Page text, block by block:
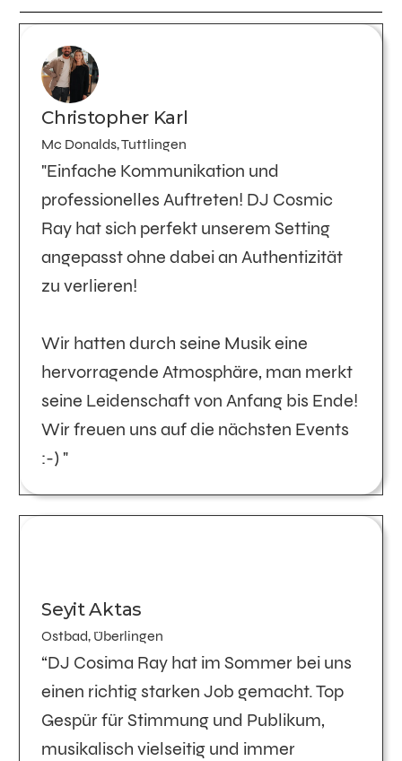
Christopher Karl
Mc Donalds, Tuttlingen
"Einfache Kommunikation und
professionelles Auftreten! DJ Cosmic
Ray hat sich perfekt unserem Setting
angepasst ohne dabei an Authentizität
zu verlieren!
Wir hatten durch seine Musik eine
hervorragende Atmosphäre, man merkt
seine Leidenschaft von Anfang bis Ende!
Wir freuen uns auf die nächsten Events
:-) "
Seyit Aktas
Ostbad, Überlingen
“DJ Cosima Ray hat im Sommer bei uns
einen richtig starken Job gemacht. Top
Gespür für Stimmung und Publikum,
musikalisch vielseitig und immer